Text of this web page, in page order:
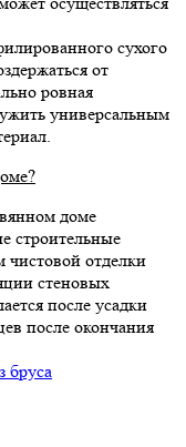
сухого
от
ровная
универсальным
доме
строительные
отделки
стеновых
после усадки
после окончания
бруса